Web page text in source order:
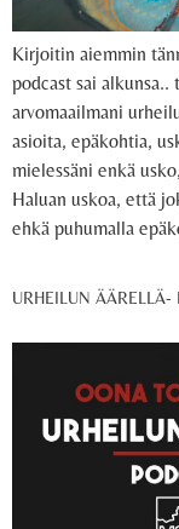
Kirjoitin aiemmin
podcast sai
arvomaailmani
asioita, epäkohtia,
mielessäni enkä
Haluan uskoa, että
ehkä puhumalla
URHEILUN